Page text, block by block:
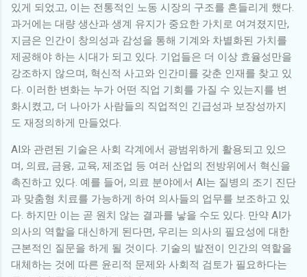
있게 되었고, 이는 전통적인 노동 시장의 구조를 흔들리게 했다.
과거에는 대량 생산과 생계 유지가 중요한 가치로 여겨졌지만,
지금은 인간이 창의성과 감성을 통해 기계와 차별화된 가치를
제공해야 하는 시대가 되고 있다. 기업들은 더 이상 효율성만을
강조하지 않으며, 혁신적 사고와 인간미를 갖춘 인재를 찾고 있
다. 이러한 변화는 누가 어떤 직업 기회를 가질 수 있는지를 변
화시켰고, 더 나아가 사람들의 직업적인 긴급성과 보장성까지
도 재정의하게 만들었다.
AI와 관련된 기술은 사회 각계에서 광범위하게 활용되고 있으
며, 의료, 금융, 교육, 제조업 등 여러 산업의 전방위에서 혁신을
촉진하고 있다. 예를 들어, 의료 분야에서 AI는 질병의 조기 진단
과 맞춤형 치료를 가능하게 하여 의사들의 업무를 보조하고 있
다. 하지만 이는 곧 원치 않는 결과를 낳을 수도 있다. 만약 AI가
의사의 역할을 대신하게 된다면, 우리는 의사의 필요성에 대한
근본적인 질문을 하게 될 것이다. 기술의 발전이 인간의 역할을
대체하는 것에 따른 윤리적 문제와 사회적 검토가 필요하다는